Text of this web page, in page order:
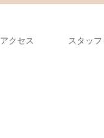
アクセス スタッフ